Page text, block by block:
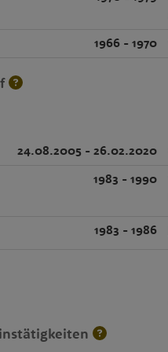
1966 - 1970
24.08.2005 - 26.02.2020
1983 - 1990
1983 - 1986